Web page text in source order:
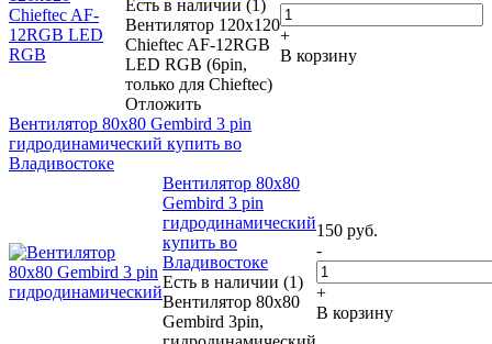
Есть в наличии (1)
Вентилятор 120x120
Chieftec AF-12RGB
LED RGB (6pin,
только для Chieftec)
Отложить
+
В корзину
Вентилятор 80x80 Gembird 3 pin
гидродинамический купить во
Владивостоке
Вентилятор 80x80
Gembird 3 pin
гидродинамический
купить во
Владивостоке
Есть в наличии (1)
Вентилятор 80x80
Gembird 3pin,
150 руб.
-
+
В корзину